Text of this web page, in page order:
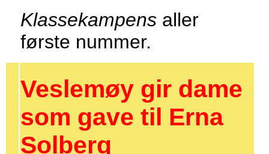
Klassekampens aller
første nummer.
Veslemøy gir dame
som gave til Erna
Solberg